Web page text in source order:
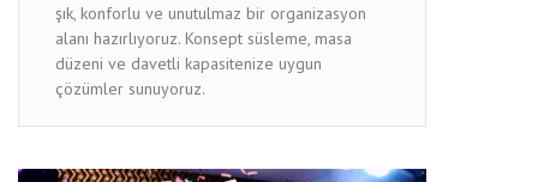
şık, konforlu ve unutulmaz bir organizasyon
alanı hazırlıyoruz. Konsept süsleme, masa
düzeni ve davetli kapasitenize uygun
çözümler sunuyoruz.